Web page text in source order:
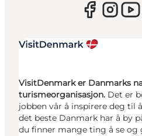
VisitDenmark er Danmarks
turismeorganisasjon. Det er
jobben vår å inspirere deg til
det beste Danmark har å by
du finner mange ting å se og